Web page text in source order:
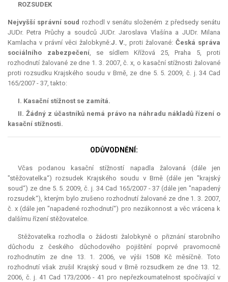
ROZSUDEK
Nejvyšší správní soud rozhodl v senátu složeném z předsedy senátu
JUDr. Petra Průchy a soudců JUDr. Jaroslava Vlašína a JUDr. Milana
Kamlacha v právní věci žalobkyně:J. V., proti žalované: Česká správa
sociálního zabezpečení, se sídlem Křížová 25, Praha 5, proti
rozhodnutí žalované ze dne 1. 3. 2007, č. x, o kasační stížnosti žalované
proti rozsudku Krajského soudu v Brně, ze dne 5. 5. 2009, č. j. 34 Cad
165/2007 - 37, takto:
I. Kasační stížnost se zamítá.
II. Žádný z účastníků nemá právo na náhradu nákladů řízení o
kasační stížnosti.
ODŮVODNĚNÍ:
Včas podanou kasační stížností napadla žalovaná (dále jen
"stěžovatelka“) rozsudek Krajského soudu v Brně (dále jen "krajský
soud“) ze dne 5. 5. 2009, č. j. 34 Cad 165/2007 - 37 (dále jen "napadený
rozsudek“), kterým bylo zrušeno rozhodnutí žalované ze dne 1. 3. 2007,
č. x (dále jen "napadené rozhodnutí“) pro nezákonnost a věc vrácena k
dalšímu řízení stěžovatelce.
Stěžovatelka rozhodla o žádosti žalobkyně o přiznání starobního
důchodu z českého důchodového pojištění poprvé pravomocně
rozhodnutím ze dne 13. 1. 2006, ve výši 1508 Kč měsíčně. Toto
rozhodnutí však zrušil Krajský soud v Brně rozsudkem ze dne 13. 12.
2006, č. j. 41 Cad 173/2006 - 41 pro nepřezkoumatelnost spočívající v